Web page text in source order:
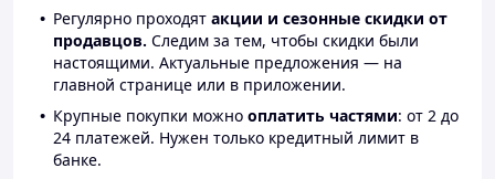
Регулярно проходят акции и сезонные скидки от
продавцов. Следим за тем, чтобы скидки были
настоящими. Актуальные предложения — на
главной странице или в приложении.
Крупные покупки можно оплатить частями: от 2 до
24 платежей. Нужен только кредитный лимит в
банке.